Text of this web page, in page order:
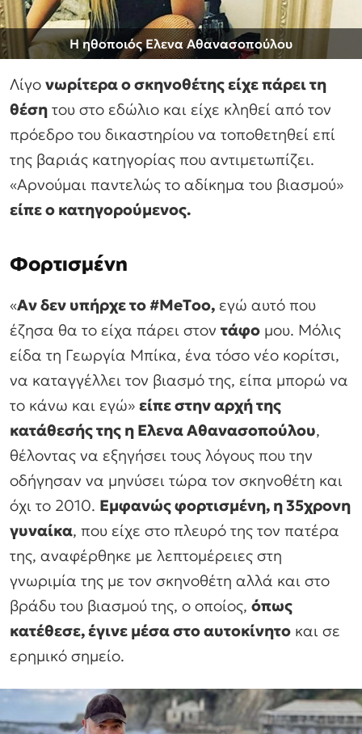
Η ηθοποιός Ελενα Αθανασοπούλου
Λίγο νωρίτερα ο σκηνοθέτης είχε πάρει τη
θέση του στο εδώλιο και είχε κληθεί από τον
πρόεδρο του δικαστηρίου να τοποθετηθεί επί
της βαριάς κατηγορίας που αντιμετωπίζει.
«Αρνούμαι παντελώς το αδίκημα του βιασμού»
είπε ο κατηγορούμενος.
Φορτισμένη
«Αν δεν υπήρχε το #ΜeΤoo, εγώ αυτό που
έζησα θα το είχα πάρει στον τάφο μου. Μόλις
είδα τη Γεωργία Μπίκα, ένα τόσο νέο κορίτσι,
να καταγγέλλει τον βιασμό της, είπα μπορώ να
το κάνω και εγώ» είπε στην αρχή της
κατάθεσής της η Ελενα Αθανασοπούλου,
θέλοντας να εξηγήσει τους λόγους που την
οδήγησαν να μηνύσει τώρα τον σκηνοθέτη και
όχι το 2010. Εμφανώς φορτισμένη, η 35χρονη
γυναίκα, που είχε στο πλευρό της τον πατέρα
της, αναφέρθηκε με λεπτομέρειες στη
γνωριμία της με τον σκηνοθέτη αλλά και στο
βράδυ του βιασμού της, ο οποίος, όπως
κατέθεσε, έγινε μέσα στο αυτοκίνητο και σε
ερημικό σημείο.